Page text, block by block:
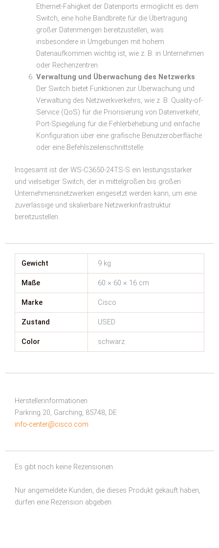
Ethernet-Fähigkeit der Datenports ermöglicht es dem
Switch, eine hohe Bandbreite für die Übertragung
großer Datenmengen bereitzustellen, was
insbesondere in Umgebungen mit hohem
Datenaufkommen wichtig ist, wie z. B. in Unternehmen
oder Rechenzentren.
Verwaltung und Überwachung des Netzwerks:
Der Switch bietet Funktionen zur Überwachung und
Verwaltung des Netzwerkverkehrs, wie z. B. Quality-of-
Service (QoS) für die Priorisierung von Datenverkehr,
Port-Spiegelung für die Fehlerbehebung und einfache
Konfiguration über eine grafische Benutzeroberfläche
oder eine Befehlszeilenschnittstelle.
Insgesamt ist der WS-C3650-24TS-S ein leistungsstarker
und vielseitiger Switch, der in mittelgroßen bis großen
Unternehmensnetzwerken eingesetzt werden kann, um eine
zuverlässige und skalierbare Netzwerkinfrastruktur
bereitzustellen.
Gewicht 9 kg
Maße 60 × 60 × 16 cm
Marke Cisco
Zustand USED
Color schwarz
Herstellerinformationen
Parkring 20, Garching, 85748, DE
info-center@cisco.com
Es gibt noch keine Rezensionen.
Nur angemeldete Kunden, die dieses Produkt gekauft haben,
dürfen eine Rezension abgeben.